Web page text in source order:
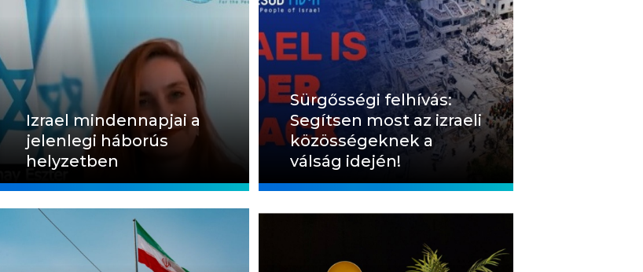
Izrael mindennapjai a
jelenlegi háborús
helyzetben
Sürgősségi felhívás:
Segítsen most az izraeli
közösségeknek a
válság idején!